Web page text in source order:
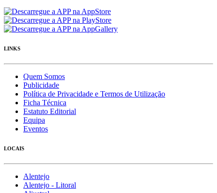
LINKS
Quem Somos
Publicidade
Política de Privacidade e Termos de Utilização
Ficha Técnica
Estatuto Editorial
Equipa
Eventos
LOCAIS
Alentejo
Alentejo - Litoral